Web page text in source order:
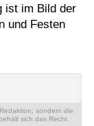
ist im Bild der
und Festen
sondern die
sich das Recht